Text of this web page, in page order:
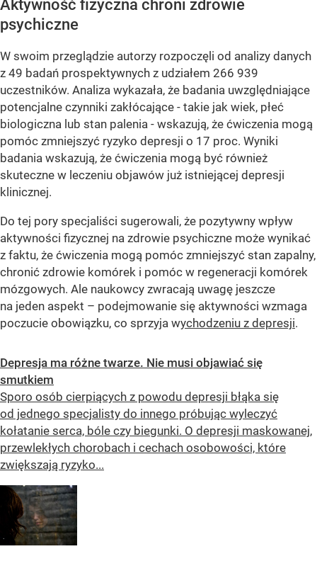
Aktywność fizyczna chroni zdrowie
psychiczne
W swoim przeglądzie autorzy rozpoczęli od analizy danych
z 49 badań prospektywnych z udziałem 266 939
uczestników. Analiza wykazała, że ​​badania uwzględniające
potencjalne czynniki zakłócające - takie jak wiek, płeć
biologiczna lub stan palenia - wskazują, że ćwiczenia mogą
pomóc zmniejszyć ryzyko depresji o 17 proc. Wyniki
badania wskazują, że ćwiczenia mogą być również
skuteczne w leczeniu objawów już istniejącej depresji
klinicznej.
Do tej pory specjaliści sugerowali, że pozytywny wpływ
aktywności fizycznej na zdrowie psychiczne może wynikać
z faktu, że ćwiczenia mogą pomóc zmniejszyć stan zapalny,
chronić zdrowie komórek i pomóc w regeneracji komórek
mózgowych. Ale naukowcy zwracają uwagę jeszcze
na jeden aspekt – podejmowanie się aktywności wzmaga
poczucie obowiązku, co sprzyja wychodzeniu z depresji.
Depresja ma różne twarze. Nie musi objawiać się
smutkiem
Sporo osób cierpiących z powodu depresji błąka się
od jednego specjalisty do innego próbując wyleczyć
kołatanie serca, bóle czy biegunki. O depresji maskowanej,
przewlekłych chorobach i cechach osobowości, które
zwiększają ryzyko...